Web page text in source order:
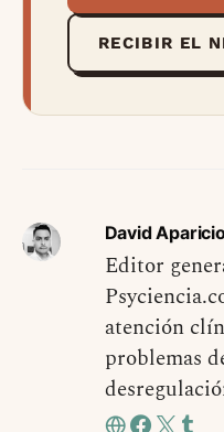
RECIBIR EL
David
Editor
atención
problemas